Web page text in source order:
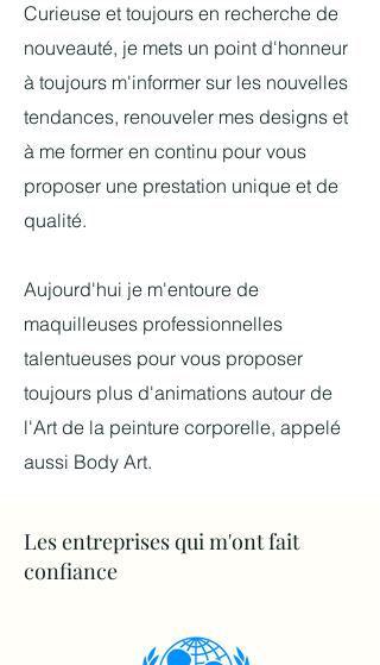
Curieuse et toujours en recherche de
nouveauté, je mets un point d'honneur
à toujours m'informer sur les nouvelles
tendances, renouveler mes designs et
à me former en continu pour vous
proposer une prestation unique et de
qualité.
Aujourd'hui je m'entoure de
maquilleuses professionnelles
talentueuses pour vous proposer
toujours plus d'animations autour de
l'Art de la peinture corporelle, appelé
aussi Body Art.
Les entreprises qui m'ont fait
confiance